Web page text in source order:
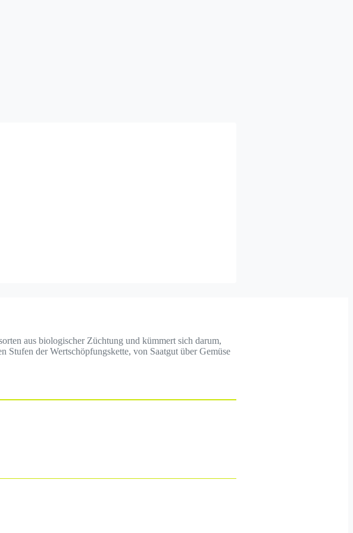
aus biologischer Züchtung und kümmert sich darum,
Stufen der Wertschöpfungskette, von Saatgut über Gemüse